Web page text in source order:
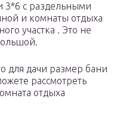
3*6 с раздельными
и комнаты отдыха
участка . Это не
для дачи размер бани
рассмотреть
отдыха